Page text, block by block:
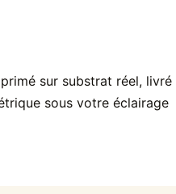
sur substrat réel, livré
sous votre éclairage